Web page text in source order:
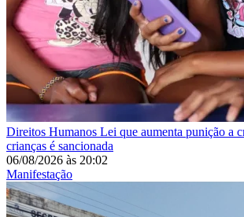
Direitos Humanos Lei que aumenta punição a
crianças é sancionada
06/08/2026 às 20:02
Manifestação